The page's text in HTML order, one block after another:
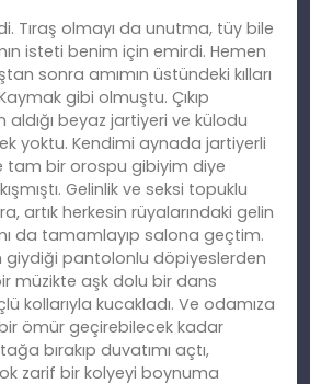
Tıraş olmayı da unutma, tüy bile
isteti benim için emirdi. Hemen
sonra amımın üstündeki kılları
gibi olmuştu. Çıkıp
beyaz jartiyeri ve külodu
yoktu. Kendimi aynada jartiyerli
bir orospu gibiyim diye
Gelinlik ve seksi topuklu
artık herkesin rüyalarındaki gelin
da tamamlayıp salona geçtim.
giydiği pantolonlu döpiyeslerden
müzikte aşk dolu bir dans
kollarıyla kucakladı. Ve odamıza
ömür geçirebilecek kadar
bırakıp duvatımı açtı,
zarif bir kolyeyi boynuma